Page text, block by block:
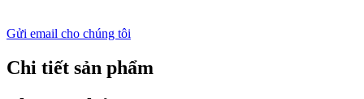
Gửi email cho chúng tôi
Chi tiết sản phẩm